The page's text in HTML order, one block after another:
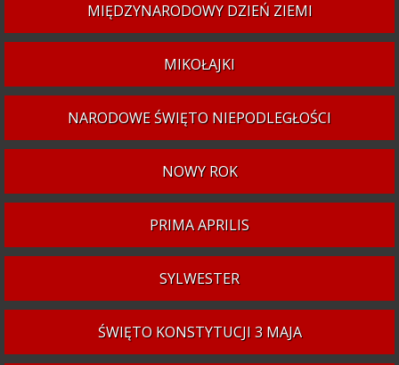
MIĘDZYNARODOWY DZIEŃ ZIEMI
MIKOŁAJKI
NARODOWE ŚWIĘTO NIEPODLEGŁOŚCI
NOWY ROK
PRIMA APRILIS
SYLWESTER
ŚWIĘTO KONSTYTUCJI 3 MAJA